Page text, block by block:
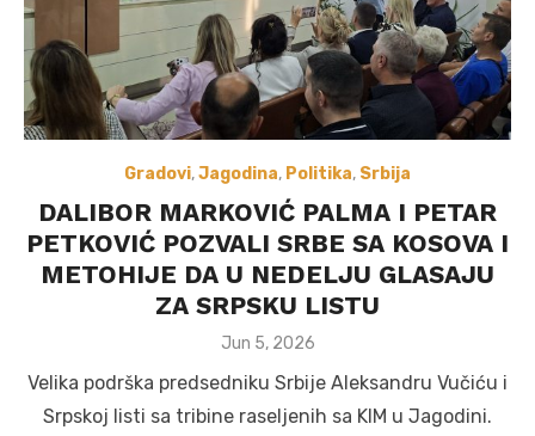
Gradovi,Jagodina, Politika, Srbija
DALIBOR MARKOVIĆ PALMA I PETAR
PETKOVIĆ POZVALI SRBE SA KOSOVA I
METOHIJE DA U NEDELJU GLASAJU
ZA SRPSKU LISTU
Posted
Jun 5, 2026
Velika podrška predsedniku Srbije Aleksandru Vučiću i
Srpskoj listi sa tribine raseljenih sa KIM u Jagodini.